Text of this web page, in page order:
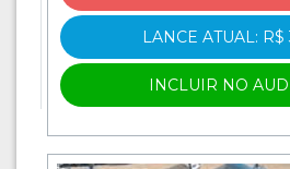
LANCE ATUAL: R$
INCLUIR NO